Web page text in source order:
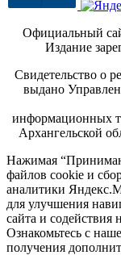
Официальный
Издание
Свидетельство о
выдано
информационных
Архангельской
Нажимая
файлов cookie и
аналитики
для улучшения
сайта и
Ознакомьтесь с
получения